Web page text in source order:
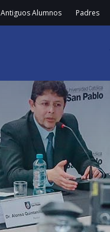
Antiguos Alumnos Padres